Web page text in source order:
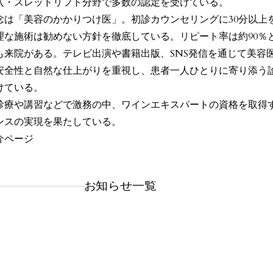
は「美容のかかりつけ医」。初診カウンセリングに30分以
な施術は勧めない方針を徹底している。リピート率は約90
来院がある。テレビ出演や書籍出版、SNS発信を通じて美容
全性と自然な仕上がりを重視し、患者一人ひとりに寄り添
いる。
療や講習などで激務の中、ワインエキスパートの資格を取
の実現を果たしている。
ページ
お知らせ一覧